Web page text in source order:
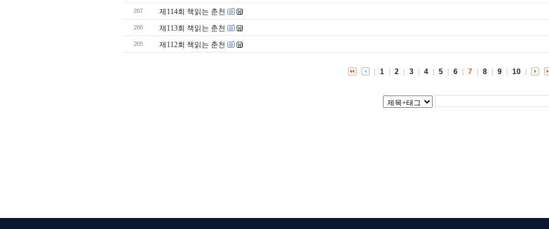
267 제114회 책읽는 춘천
266 제113회 책읽는 춘천
265 제112회 책읽는 춘천
1 2 3 4 5 6 7 8 9 10